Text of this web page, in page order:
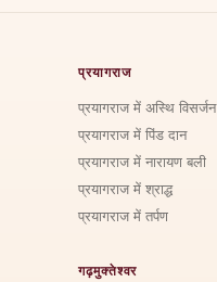
प्रयागराज
प्रयागराज में अस्थि विसर्जन
प्रयागराज में पिंड दान
प्रयागराज में नारायण बली
प्रयागराज में श्राद्ध
प्रयागराज में तर्पण
गढ़मुक्तेश्वर